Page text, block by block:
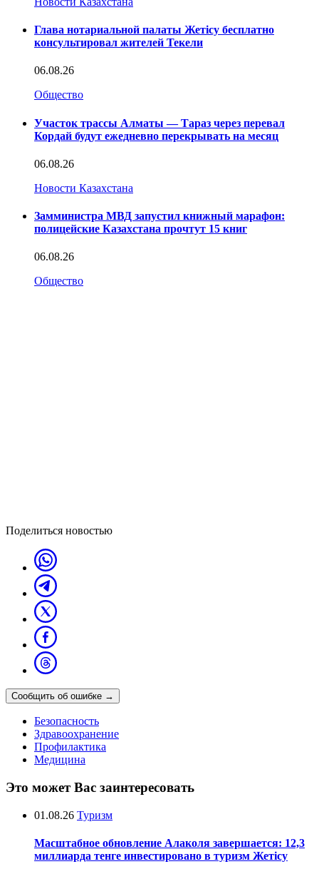
Глава нотариальной палаты Жетісу бесплатно
консультировал жителей Текели
06.08.26
Общество
Участок трассы Алматы — Тараз через перевал
Кордай будут ежедневно перекрывать на месяц
06.08.26
Новости Казахстана
Замминистра МВД запустил книжный марафон:
полицейские Казахстана прочтут 15 книг
06.08.26
Общество
Поделиться новостью
Сообщить об ошибке →
Безопасность
Здравоохранение
Профилактика
Медицина
Это может Вас заинтересовать
01.08.26 Туризм
Масштабное обновление Алаколя завершается: 12,3
миллиарда тенге инвестировано в туризм Жетісу